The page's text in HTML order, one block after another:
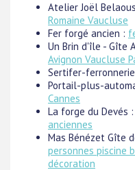
Atelier Joël
Romaine Vaucluse
Fer forgé ancien :
Un Brin d'île - Gîte
Avignon Vaucluse
Sertifer-
Portail-plus-
Cannes
La forge du Devés :
anciennes
Mas Bénézet Gîte
personnes piscine
décoration